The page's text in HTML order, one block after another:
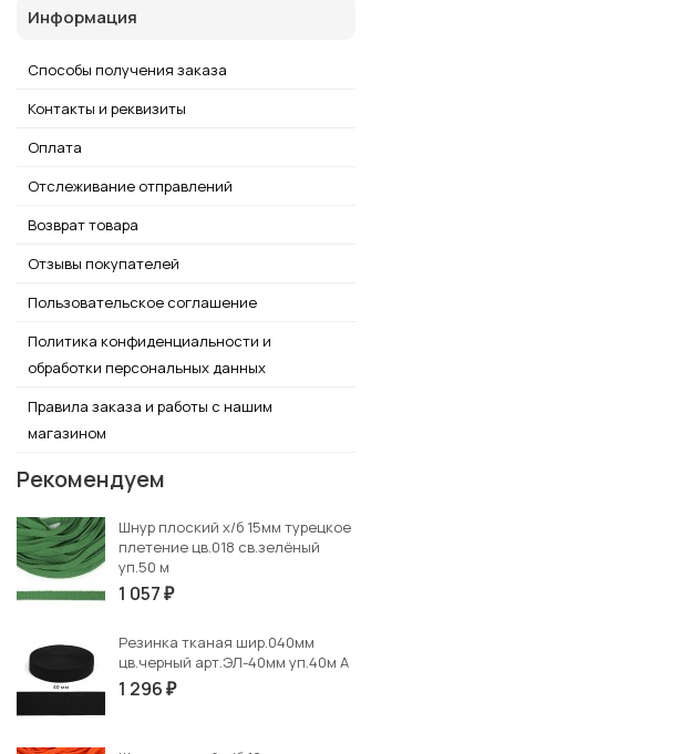
Информация
Способы получения заказа
Контакты и реквизиты
Оплата
Отслеживание отправлений
Возврат товара
Отзывы покупателей
Пользовательское соглашение
Политика конфиденциальности и
обработки персональных данных
Правила заказа и работы с нашим
магазином
Рекомендуем
Шнур плоский х/б 15мм турецкое
плетение цв.018 св.зелёный
уп.50 м
1 057 ₽
Резинка тканая шир.040мм
цв.черный арт.ЭЛ-40мм уп.40м А
1 296 ₽